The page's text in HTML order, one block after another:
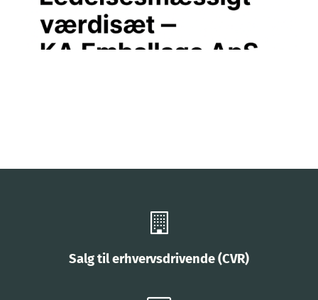
Salg til erhvervsdrivende (CVR)